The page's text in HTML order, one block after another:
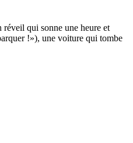
qui sonne une heure et
! ), une voiture qui tombe